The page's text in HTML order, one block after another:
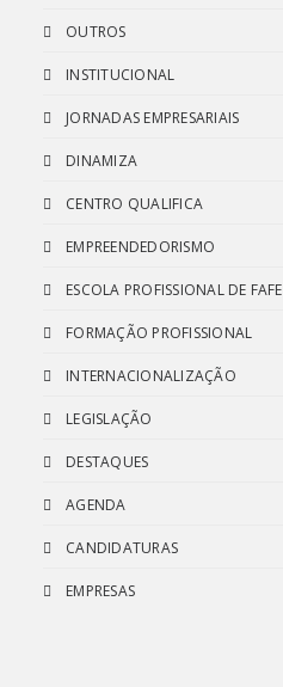
OUTROS
INSTITUCIONAL
JORNADAS EMPRESARIAIS
DINAMIZA
CENTRO QUALIFICA
EMPREENDEDORISMO
ESCOLA PROFISSIONAL DE FAFE
FORMAÇÃO PROFISSIONAL
INTERNACIONALIZAÇÃO
LEGISLAÇÃO
DESTAQUES
AGENDA
CANDIDATURAS
EMPRESAS